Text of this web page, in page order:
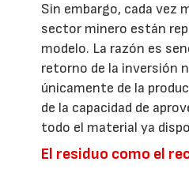
Sin embargo, cada vez
sector minero están
modelo. La razón es
retorno de la inversión
únicamente de la
de la capacidad de
todo el material ya
El residuo como el